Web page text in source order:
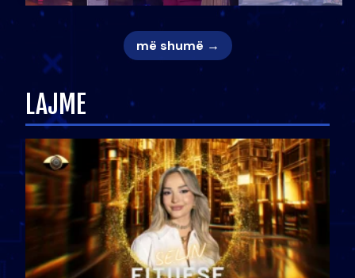
më shumë →
LAJME